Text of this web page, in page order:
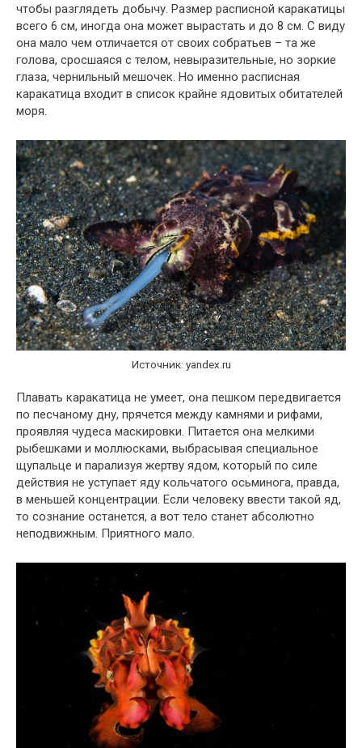
чтобы разглядеть добычу. Размер расписной каракатицы
всего 6 см, иногда она может вырастать и до 8 см. С виду
она мало чем отличается от своих собратьев – та же
голова, сросшаяся с телом, невыразительные, но зоркие
глаза, чернильный мешочек. Но именно расписная
каракатица входит в список крайне ядовитых обитателей
моря.
Источник: yandex.ru
Плавать каракатица не умеет, она пешком передвигается
по песчаному дну, прячется между камнями и рифами,
проявляя чудеса маскировки. Питается она мелкими
рыбешками и моллюсками, выбрасывая специальное
щупальце и парализуя жертву ядом, который по силе
действия не уступает яду кольчатого осьминога, правда,
в меньшей концентрации. Если человеку ввести такой яд,
то сознание останется, а вот тело станет абсолютно
неподвижным. Приятного мало.